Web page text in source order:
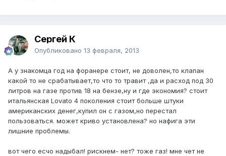
Сергей К
Опубликовано 13 февраля, 2013
А у знакомца год на форанере стоит, не доволен,то клапан
какой то не срабатывает,то что то травит ,да и расход под 30
литров на газе против 18 на бензе,ну и где экономия? стоит
итальянская Lovato 4 поколения стоит больше штуки
американских денег,купил он с газом,но перестал
пользоваться. может криво установлена? но нафига эти
лишние проблемы.
вот чего есчо надыбал! рискнем- нет? тоже газ! мне чет не